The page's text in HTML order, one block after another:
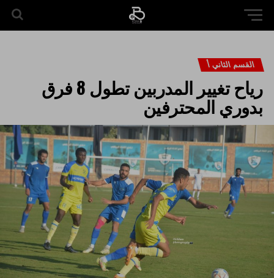
القسم الثاني أ
رياح تغيير المدربين تطول 8 فرق
بدوري المحترفين